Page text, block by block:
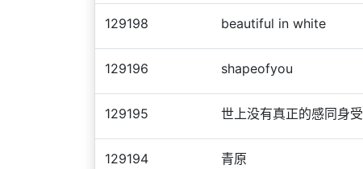
129198 beautiful in white
129196 shapeofyou
129195 世上没有真正的感同身受
129194 青原